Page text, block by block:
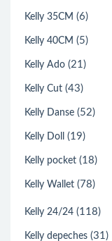
Kelly 35CM (6)
Kelly 40CM (5)
Kelly Ado (21)
Kelly Cut (43)
Kelly Danse (52)
Kelly Doll (19)
Kelly pocket (18)
Kelly Wallet (78)
Kelly 24/24 (118)
Kelly depeches (31)